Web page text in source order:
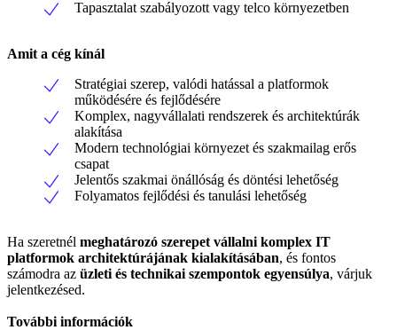
Tapasztalat szabályozott vagy telco környezetben
Amit a cég kínál
Stratégiai szerep, valódi hatással a platformok
működésére és fejlődésére
Komplex, nagyvállalati rendszerek és architektúrák
alakítása
Modern technológiai környezet és szakmailag erős
csapat
Jelentős szakmai önállóság és döntési lehetőség
Folyamatos fejlődési és tanulási lehetőség
Ha szeretnél meghatározó szerepet vállalni komplex IT
platformok architektúrájának kialakításában, és fontos
számodra az üzleti és technikai szempontok egyensúlya, várjuk
jelentkezésed.
További információk